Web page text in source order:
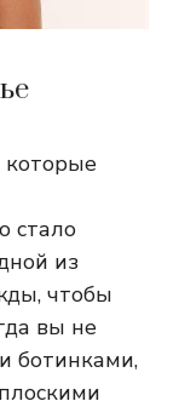
которые
стало
из
чтобы
вы не
ботинками,